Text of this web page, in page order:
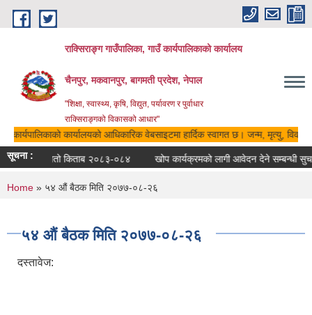
Skip to main content
राक्सिराङ्ग गाउँपालिका, गाउँ कार्यपालिकाको कार्यालय
चैनपुर, मकवानपुर, बागमती प्रदेश, नेपाल
"शिक्षा, स्वास्थ्य, कृषि, विद्युत, पर्यावरण र पुर्वाधार
राक्सिराङ्गको विकासको आधार"
कार्यपालिकाको कार्यालयको आधिकारिक वेबसाइटमा हार्दिक स्वागत छ। जन्म, मृत्यु,
सूचना :
रातो किताब २०८३-०८४ खोप कार्यक्रमको लागी आवेदन देने सम्बन्धी
You are here
Home » ५४ औं बैठक मिति २०७७-०८-२६
५४ औं बैठक मिति २०७७-०८-२६
दस्तावेज: